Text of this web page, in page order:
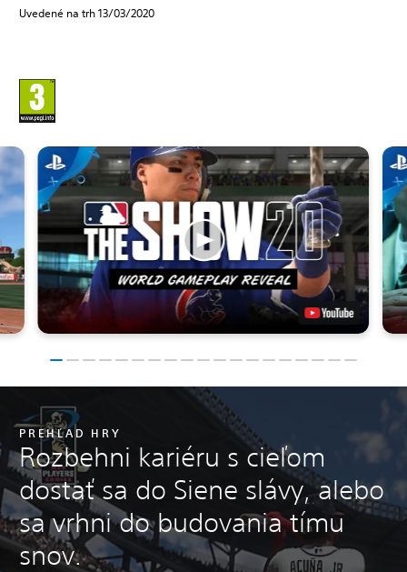
Uvedené na trh 13/03/2020
PREHĽAD HRY
Rozbehni kariéru s cieľom
dostať sa do Siene slávy, alebo
sa vrhni do budovania tímu
snov.